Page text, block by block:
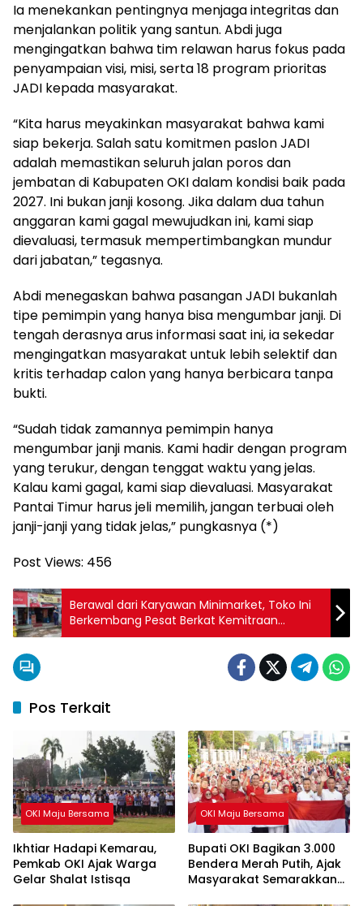
Ia menekankan pentingnya menjaga integritas dan
menjalankan politik yang santun. Abdi juga
mengingatkan bahwa tim relawan harus fokus pada
penyampaian visi, misi, serta 18 program prioritas
JADI kepada masyarakat.
“Kita harus meyakinkan masyarakat bahwa kami
siap bekerja. Salah satu komitmen paslon JADI
adalah memastikan seluruh jalan poros dan
jembatan di Kabupaten OKI dalam kondisi baik pada
2027. Ini bukan janji kosong. Jika dalam dua tahun
anggaran kami gagal mewujudkan ini, kami siap
dievaluasi, termasuk mempertimbangkan mundur
dari jabatan,” tegasnya.
Abdi menegaskan bahwa pasangan JADI bukanlah
tipe pemimpin yang hanya bisa mengumbar janji. Di
tengah derasnya arus informasi saat ini, ia sekedar
mengingatkan masyarakat untuk lebih selektif dan
kritis terhadap calon yang hanya berbicara tanpa
bukti.
“Sudah tidak zamannya pemimpin hanya
mengumbar janji manis. Kami hadir dengan program
yang terukur, dengan tenggat waktu yang jelas.
Kalau kami gagal, kami siap dievaluasi. Masyarakat
Pantai Timur harus jeli memilih, jangan terbuai oleh
janji-janji yang tidak jelas,” pungkasnya (*)
Post Views: 456
Berawal dari Karyawan Minimarket, Toko Ini
Berkembang Pesat Berkat Kemitraan
Dengan AgenBRILink
Pos Terkait
OKI Maju Bersama
Ikhtiar Hadapi Kemarau,
Pemkab OKI Ajak Warga
Gelar Shalat Istisqa
OKI Maju Bersama
Bupati OKI Bagikan 3.000
Bendera Merah Putih, Ajak
Masyarakat Semarakkan